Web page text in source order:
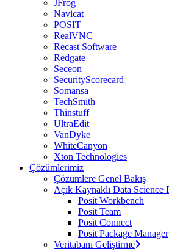
JFrog
Navicat
POSIT
RealVNC
Recast Software
Redgate
Seceon
SecurityScorecard
Somansa
TechSmith
Thinstuff
UltraEdit
VanDyke
WhiteCanyon
Xton Technologies
Çözümlerimiz
Çözümlere Genel Bakış
Açık Kaynaklı Data Science
Posit Workbench
Posit Team
Posit Connect
Posit Package Manager
Veritabanı Geliştirme